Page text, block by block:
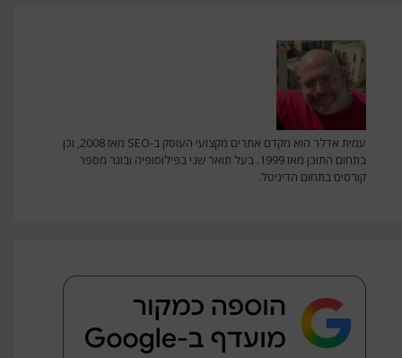
עמית אדלר הוא מקדם אתרים מקצועי העוסק ב-SEO מאז 2008, וכן
בתחום התוכן מאז 1999. בעל תואר שני בפילוסופיה ובוגר מספר
קורסים בתחום הדיגיטל.